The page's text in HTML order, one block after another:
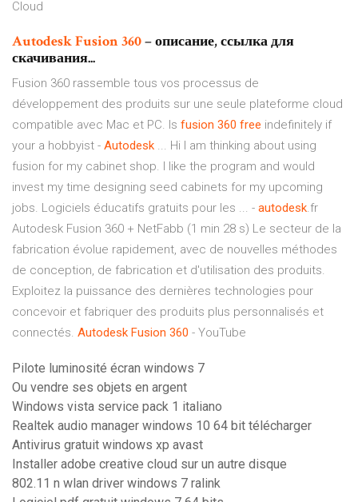
Cloud
AutodeskFusion360– описание, ссылка для
скачивания...
Fusion 360 rassemble tous vos processus de
développement des produits sur une seule plateforme cloud
compatible avec Mac et PC. Is fusion 360 free indefinitely if
your a hobbyist - Autodesk ... Hi I am thinking about using
fusion for my cabinet shop. I like the program and would
invest my time designing seed cabinets for my upcoming
jobs. Logiciels éducatifs gratuits pour les ... - autodesk.fr
Autodesk Fusion 360 + NetFabb (1 min 28 s) Le secteur de la
fabrication évolue rapidement, avec de nouvelles méthodes
de conception, de fabrication et d'utilisation des produits.
Exploitez la puissance des dernières technologies pour
concevoir et fabriquer des produits plus personnalisés et
connectés. Autodesk Fusion 360 - YouTube
Pilote luminosité écran windows 7
Ou vendre ses objets en argent
Windows vista service pack 1 italiano
Realtek audio manager windows 10 64 bit télécharger
Antivirus gratuit windows xp avast
Installer adobe creative cloud sur un autre disque
802.11 n wlan driver windows 7 ralink